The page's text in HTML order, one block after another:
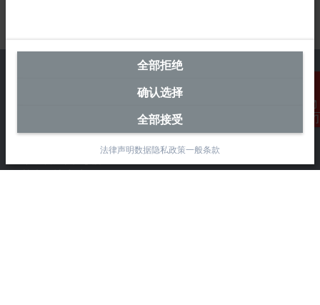
联系我们
毕孚自动化设备贸易(上海)有限公司
市北智汇园4号楼
静安区汶水路 299 弄 9-10 号
全部拒绝
确认选择
全部接受
法律声明数据隐私政策一般条款